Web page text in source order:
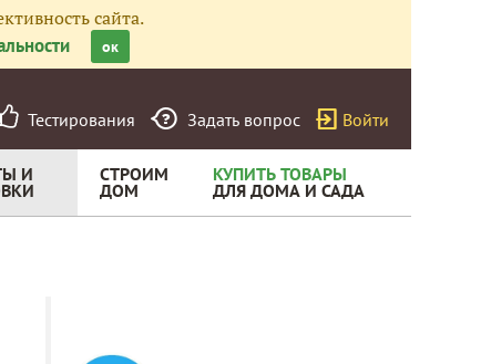
сайта.
ок
Тестирования Задать вопрос Войти
И СТРОИМ
ДОМ
КУПИТЬ ТОВАРЫ
ДЛЯ ДОМА И САДА